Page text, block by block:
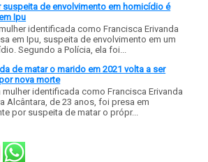
suspeita de envolvimento em homicídio é
Ipu
identificada como Francisca Erivanda
em Ipu, suspeita de envolvimento em um
Segundo a Polícia, ela foi...
de matar o marido em 2021 volta a ser
nova morte
identificada como Francisca Erivanda
Alcântara, de 23 anos, foi presa em
por suspeita de matar o própr...